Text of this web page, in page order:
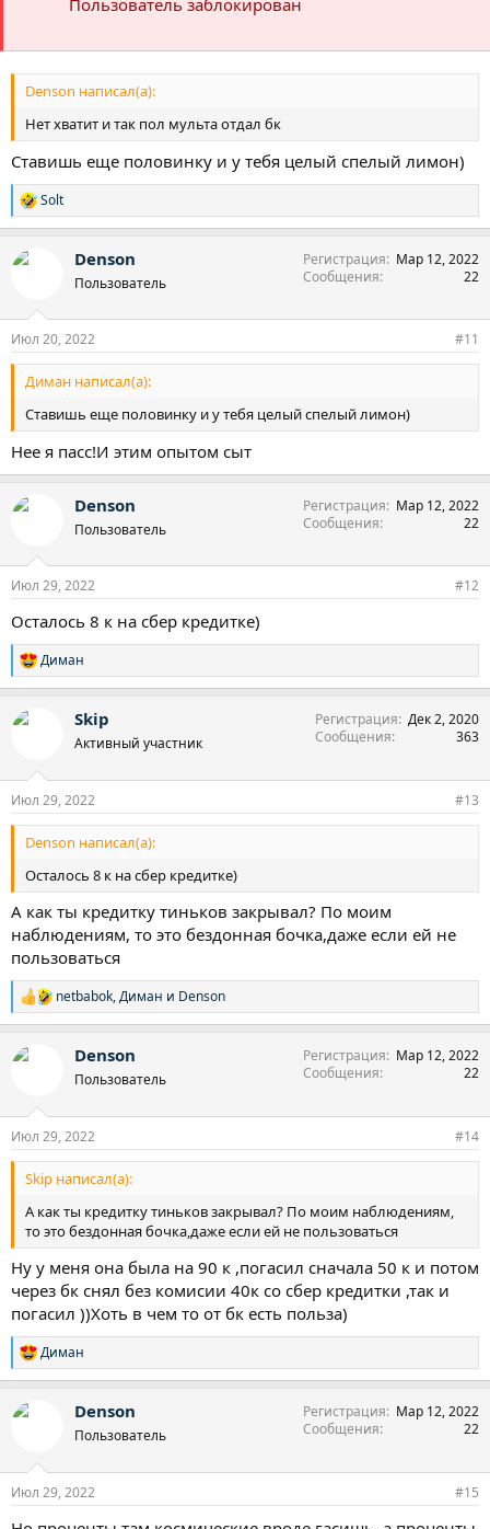
Пользователь заблокирован
Denson написал(а):
Нет хватит и так пол мульта отдал бк
Ставишь еще половинку и у тебя целый спелый лимон)
Р
е
к
Solt
Denson
Пользователь
Регистрация
Мар 12, 2022
Сообщения
22
Июл 20, 2022 #11
Диман написал(а):
Ставишь еще половинку и у тебя целый спелый лимон)
Нее я пасс!И этим опытом сыт
Denson
Пользователь
Регистрация
Мар 12, 2022
Сообщения
22
Июл 29, 2022 #12
Осталось 8 к на сбер кредитке)
Р
е
к
Диман
Skip
Активный участник
Регистрация Дек 2, 2020
Сообщения
363
Июл 29, 2022 #13
Denson написал(а):
Осталось 8 к на сбер кредитке)
А как ты кредитку тиньков закрывал? По моим
наблюдениям, то это бездонная бочка,даже если ей не
пользоваться
Р
е
к
netbabok,Диман и Denson
Denson
Пользователь
Регистрация
Мар 12, 2022
Сообщения
22
Июл 29, 2022 #14
Skip написал(а):
А как ты кредитку тиньков закрывал? По моим наблюдениям,
то это бездонная бочка,даже если ей не пользоваться
Ну у меня она была на 90 к ,погасил сначала 50 к и потом
через бк снял без комисии 40к со сбер кредитки ,так и
погасил ))Хоть в чем то от бк есть польза)
Р
е
к
Диман
Denson
Пользователь
Регистрация
Мар 12, 2022
Сообщения
22
Июл 29, 2022 #15